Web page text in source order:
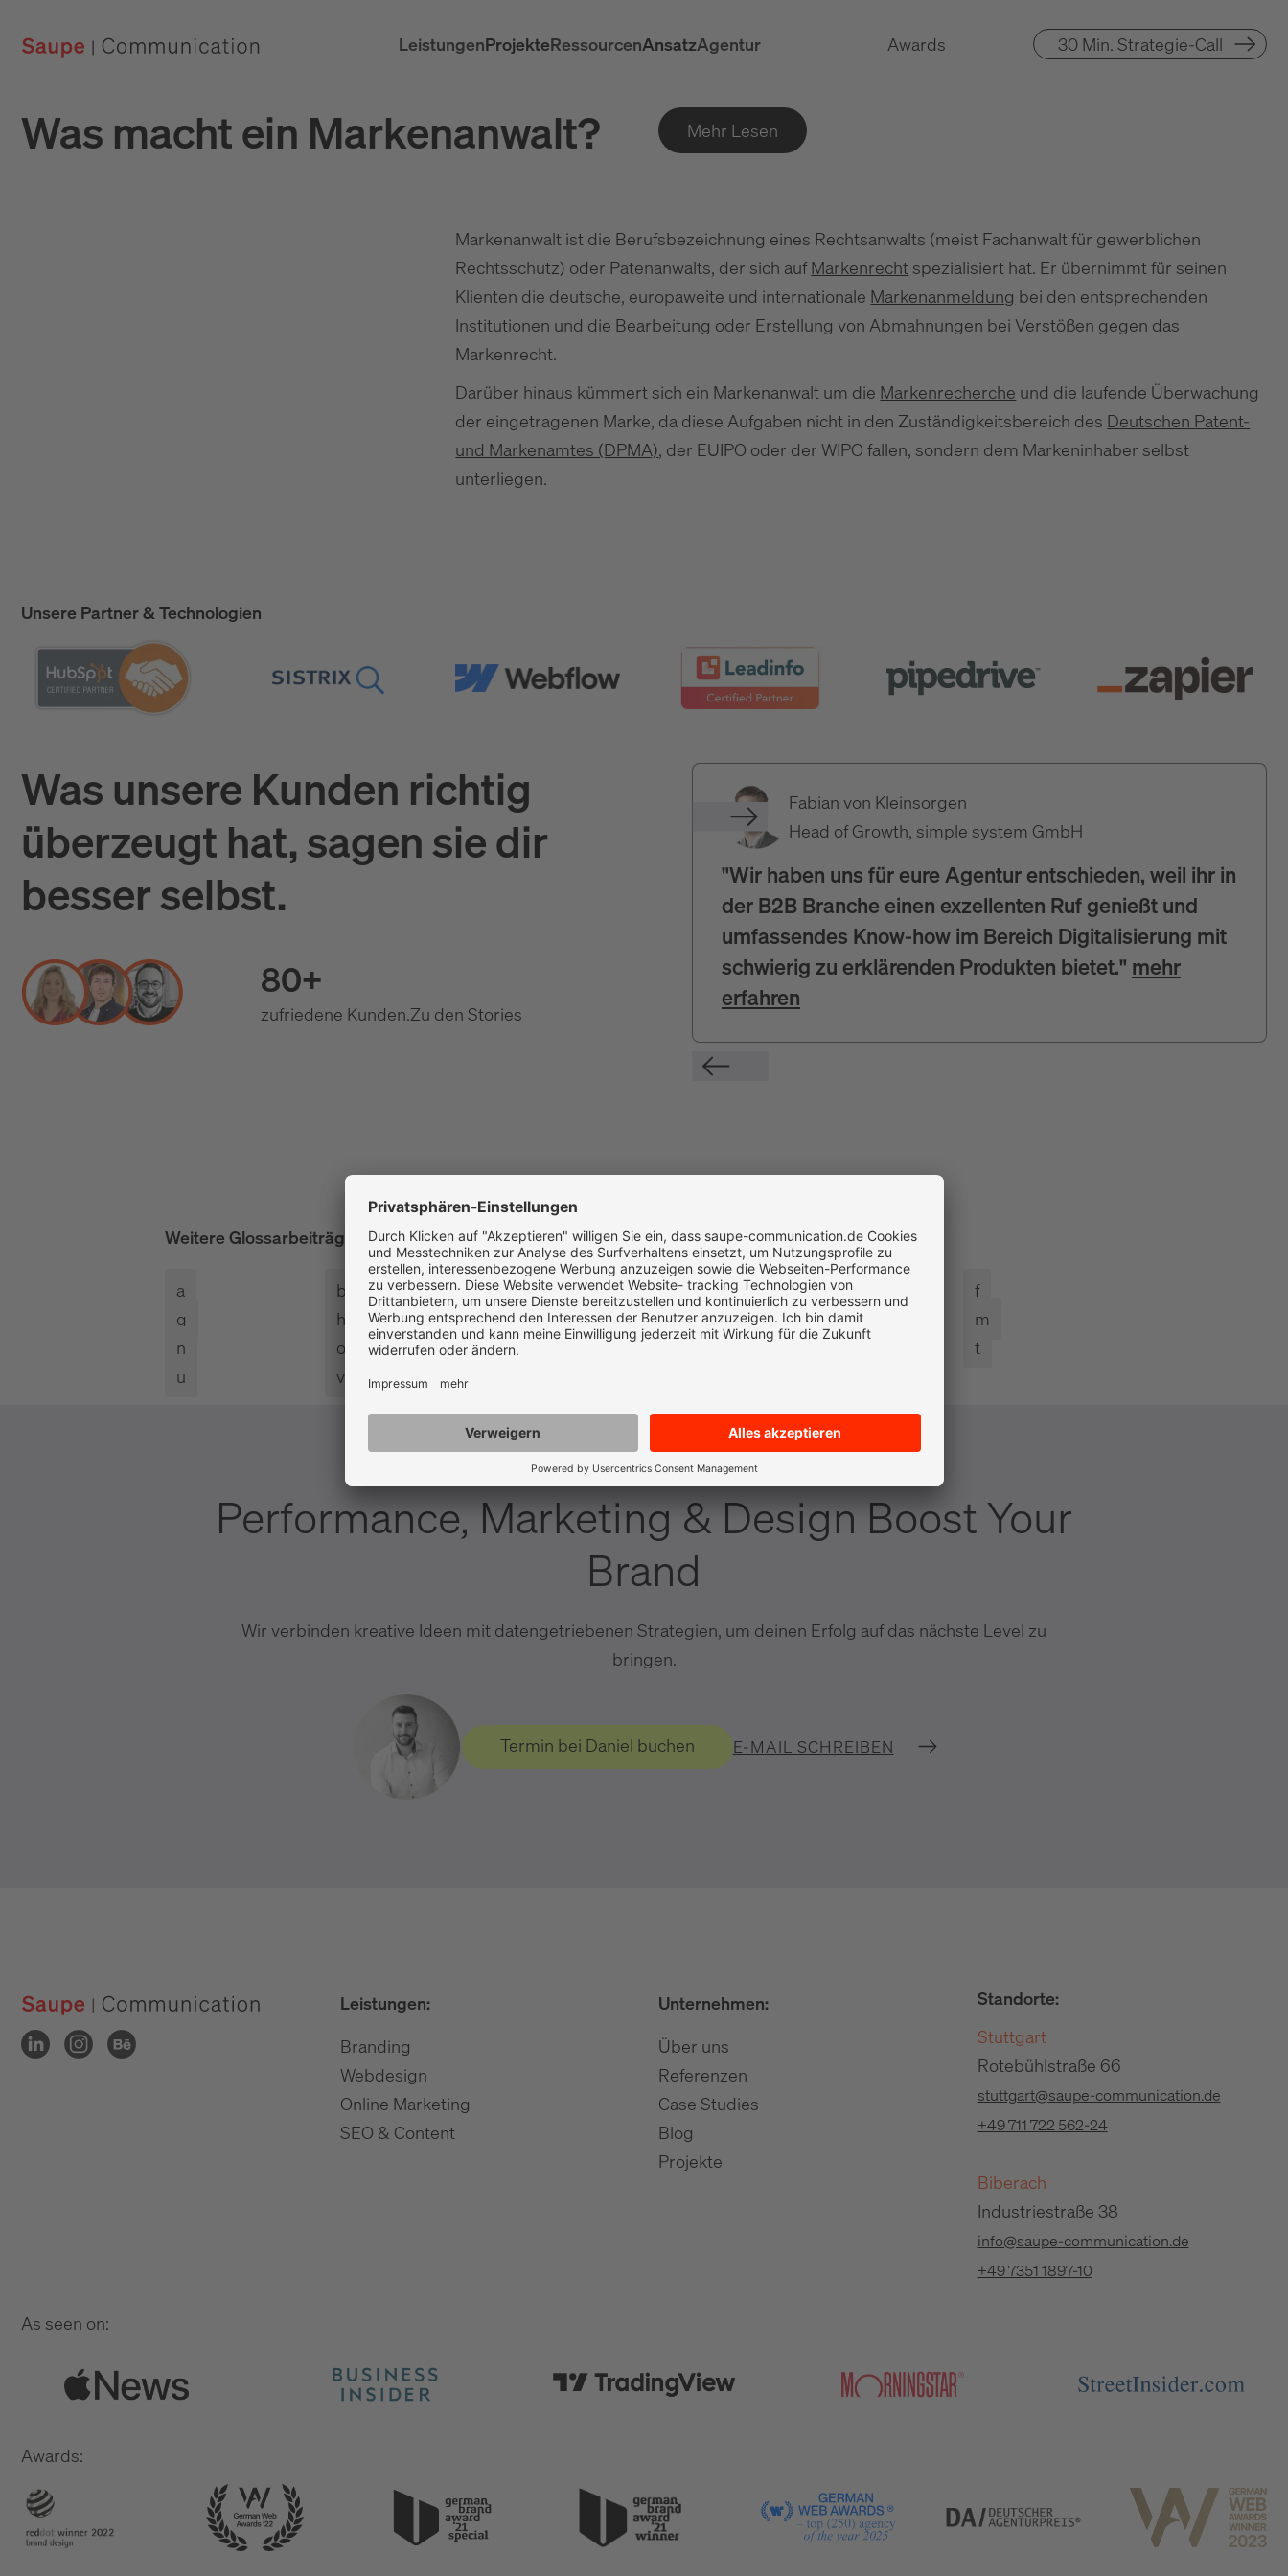
LeistungenProjekteRessourcenAnsatzAgentur Awards 30 Min. Strategie-Call
Was macht ein Markenanwalt? Mehr Lesen
Markenanwalt ist die Berufsbezeichnung eines Rechtsanwalts (meist Fachanwalt für gewerblichen
Rechtsschutz) oder Patenanwalts, der sich aufMarkenrecht spezialisiert hat. Er übernimmt für seinen
Klienten die deutsche, europaweite und internationale Markenanmeldung bei den entsprechenden
Institutionen und die Bearbeitung oder Erstellung von Abmahnungen bei Verstößen gegen das
Markenrecht.
Darüber hinaus kümmert sich ein Markenanwalt um die Markenrecherche und die laufende Überwachung
der eingetragenen Marke, da diese Aufgaben nicht in den Zuständigkeitsbereich des Deutschen Patent-
und Markenamtes (DPMA), der EUIPO oder der WIPO fallen, sondern dem Markeninhaber selbst
unterliegen.
Unsere Partner & Technologien
Was unsere Kunden richtig
überzeugt hat, sagen sie dir
besser selbst.
80+
zufriedene Kunden.Zu den Stories
Fabian von Kleinsorgen
Head of Growth, simple system GmbH
"Wir haben uns für eure Agentur entschieden, weil ihr in
der B2B Branche einen exzellenten Ruf genießt und
umfassendes Know-how im Bereich Digitalisierung mit
schwierig zu erklärenden Produkten bietet." mehr
erfahren
Weitere Glossarbeiträge alle anzeigen
a b c d e
f
g
h i k l
m
n
o p s
t
u
v
Performance, Marketing & Design Boost Your
Brand
Wir verbinden kreative Ideen mit datengetriebenen Strategien, um deinen Erfolg auf das nächste Level zu
bringen.
Termin bei Daniel buchen E-MAIL SCHREIBEN
Leistungen:
Branding
Webdesign
Online Marketing
SEO & Content
Unternehmen:
Über uns
Referenzen
Case Studies
Blog
Projekte
Standorte:
Stuttgart
Rotebühlstraße 66
stuttgart@saupe-communication.de
+49 711 722 562-24
Biberach
Industriestraße 38
info@saupe-communication.de
+49 7351 1897-10
As seen on:
Awards: